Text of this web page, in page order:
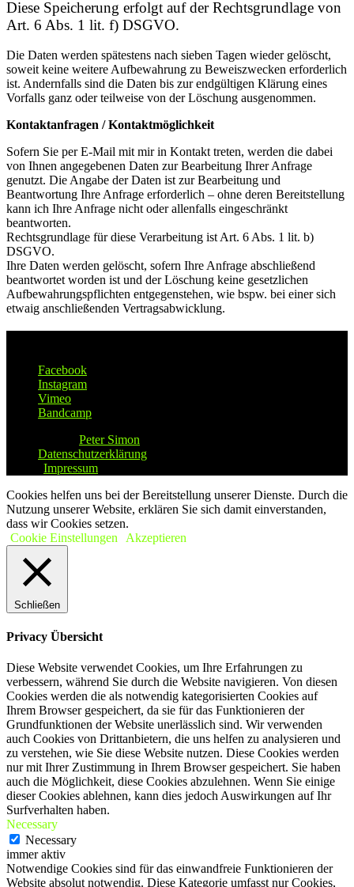
Diese Speicherung erfolgt auf der Rechtsgrundlage von
Art. 6 Abs. 1 lit. f) DSGVO.
Die Daten werden spätestens nach sieben Tagen wieder gelöscht,
soweit keine weitere Aufbewahrung zu Beweiszwecken erforderlich
ist. Andernfalls sind die Daten bis zur endgültigen Klärung eines
Vorfalls ganz oder teilweise von der Löschung ausgenommen.
Kontaktanfragen / Kontaktmöglichkeit
Sofern Sie per E-Mail mit mir in Kontakt treten, werden die dabei
von Ihnen angegebenen Daten zur Bearbeitung Ihrer Anfrage
genutzt. Die Angabe der Daten ist zur Bearbeitung und
Beantwortung Ihre Anfrage erforderlich – ohne deren Bereitstellung
kann ich Ihre Anfrage nicht oder allenfalls eingeschränkt
beantworten.
Rechtsgrundlage für diese Verarbeitung ist Art. 6 Abs. 1 lit. b)
DSGVO.
Ihre Daten werden gelöscht, sofern Ihre Anfrage abschließend
beantwortet worden ist und der Löschung keine gesetzlichen
Aufbewahrungspflichten entgegenstehen, wie bspw. bei einer sich
etwaig anschließenden Vertragsabwicklung.
Facebook
Instagram
Vimeo
Bandcamp
Peter Simon
Datenschutzerklärung
Impressum
Cookies helfen uns bei der Bereitstellung unserer Dienste. Durch die
Nutzung unserer Website, erklären Sie sich damit einverstanden,
dass wir Cookies setzen.
Cookie Einstellungen
Akzeptieren
Schließen
Privacy Übersicht
Diese Website verwendet Cookies, um Ihre Erfahrungen zu
verbessern, während Sie durch die Website navigieren. Von diesen
Cookies werden die als notwendig kategorisierten Cookies auf
Ihrem Browser gespeichert, da sie für das Funktionieren der
Grundfunktionen der Website unerlässlich sind. Wir verwenden
auch Cookies von Drittanbietern, die uns helfen zu analysieren und
zu verstehen, wie Sie diese Website nutzen. Diese Cookies werden
nur mit Ihrer Zustimmung in Ihrem Browser gespeichert. Sie haben
auch die Möglichkeit, diese Cookies abzulehnen. Wenn Sie einige
dieser Cookies ablehnen, kann dies jedoch Auswirkungen auf Ihr
Surfverhalten haben.
Necessary
Necessary
immer aktiv
Notwendige Cookies sind für das einwandfreie Funktionieren der
Website absolut notwendig. Diese Kategorie umfasst nur Cookies,